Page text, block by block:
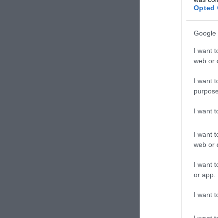
Opted
Google
I want
web or
I want
I want
I want
web or
I want
or app.
I want